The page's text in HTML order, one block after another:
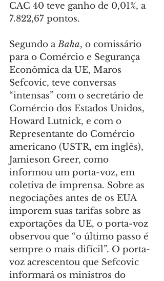
CAC 40 teve ganho de 0,01%, a
7.822,67 pontos.
Segundo a Baha, o comissário
para o Comércio e Segurança
Econômica da UE, Maros
Sefcovic, teve conversas
“intensas” com o secretário de
Comércio dos Estados Unidos,
Howard Lutnick, e com o
Representante do Comércio
americano (USTR, em inglês),
Jamieson Greer, como
informou um porta-voz, em
coletiva de imprensa. Sobre as
negociações antes de os EUA
imporem suas tarifas sobre as
exportações da UE, o porta-voz
observou que “o último passo é
sempre o mais difícil”. O porta-
voz acrescentou que Sefcovic
informará os ministros do